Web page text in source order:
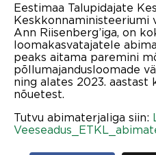
Eestimaa Talupidajate
Keskkonnaministeeriumi
Ann Riisenberg’iga, on
loomakasvatajatele
peaks aitama paremini
põllumajandusloomade
ning alates 2023. aastast
nõuetest.
Tutvu abimaterjaliga siin: